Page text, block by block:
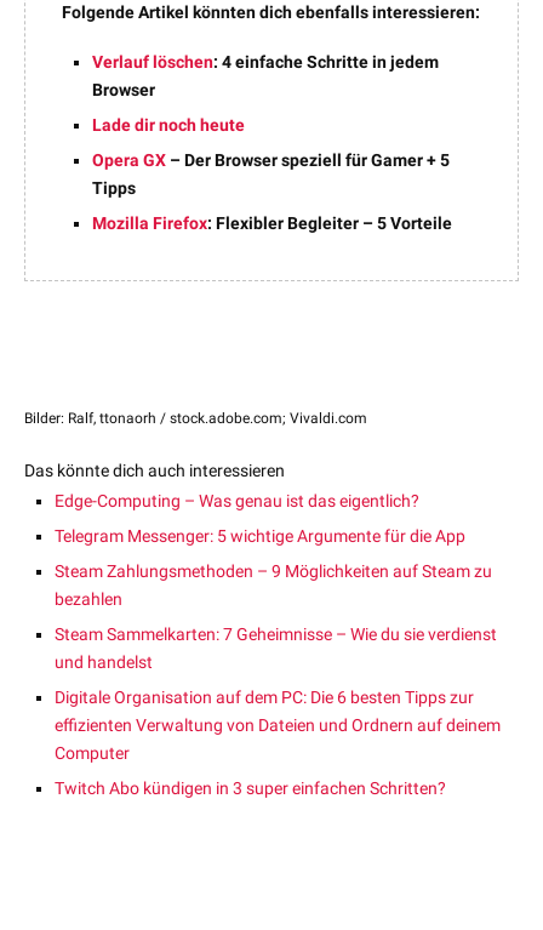
Folgende Artikel könnten dich ebenfalls interessieren:
Verlauf löschen: 4 einfache Schritte in jedem
Browser
Lade dir noch heute
Opera GX – Der Browser speziell für Gamer + 5
Tipps
Mozilla Firefox: Flexibler Begleiter – 5 Vorteile
Bilder: Ralf, ttonaorh / stock.adobe.com; Vivaldi.com
Das könnte dich auch interessieren
Edge-Computing – Was genau ist das eigentlich?
Telegram Messenger: 5 wichtige Argumente für die App
Steam Zahlungsmethoden – 9 Möglichkeiten auf Steam zu
bezahlen
Steam Sammelkarten: 7 Geheimnisse – Wie du sie verdienst
und handelst
Digitale Organisation auf dem PC: Die 6 besten Tipps zur
effizienten Verwaltung von Dateien und Ordnern auf deinem
Computer
Twitch Abo kündigen in 3 super einfachen Schritten?